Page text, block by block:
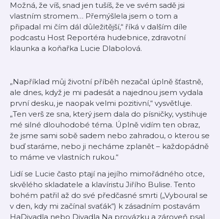
Možná, že víš, snad jen tušíš, že ve svém sadě jsi
vlastním stromem… Přemýšlela jsem o tom a
připadal mi čím dál důležitější,“ říká v dalším díle
podcastu Host Reportéra hudebnice, zdravotní
klaunka a koňařka Lucie Dlabolová.
„Například můj životní příběh nezačal úplně šťastně,
ale dnes, když je mi padesát a najednou jsem vydala
první desku, je naopak velmi pozitivní,“ vysvětluje.
„Ten verš ze sna, který jsem dala do písničky, vystihuje
mé silné dlouhodobé téma. Úplně vidím ten obraz,
že jsme sami sobě sadem nebo zahradou, o kterou se
buď staráme, nebo ji necháme zplanět – každopádně
to máme ve vlastních rukou.“
Lidí se Lucie často ptají na jejího mimořádného otce,
skvělého skladatele a klavíristu Jiřího Bulise. Tento
bohém patřil až do své předčasné smrti („Vyboural se
v den, kdy mi začínal svaťák“) k zásadním postavám
HaDivadla nebo Divadla Na provázku a zároveň psal